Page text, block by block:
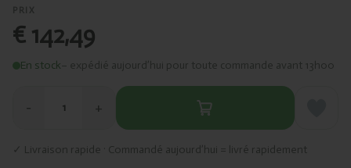
PRIX
€ 142,49
En stock– expédié aujourd’hui pour toute commande avant 13h00
− 1 +
✓ Livraison rapide · Commandé aujourd’hui = livré rapidement